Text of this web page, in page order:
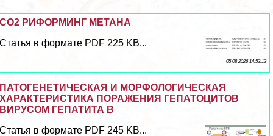
CO2 РИФОРМИНГ МЕТАНА
Статья в формате PDF 225 KB...
05 08 2026 14:53:13
ПАТОГЕНЕТИЧЕСКАЯ И МОРФОЛОГИЧЕСКАЯ
ХАРАКТЕРИСТИКА ПОРАЖЕНИЯ ГЕПАТОЦИТОВ
ВИРУСОМ ГЕПАТИТА В
Статья в формате PDF 245 KB...